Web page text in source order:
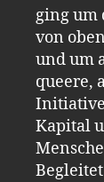
ging um
von
und um
queere,
Kapital